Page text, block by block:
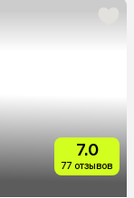
7.0
77 отзывов